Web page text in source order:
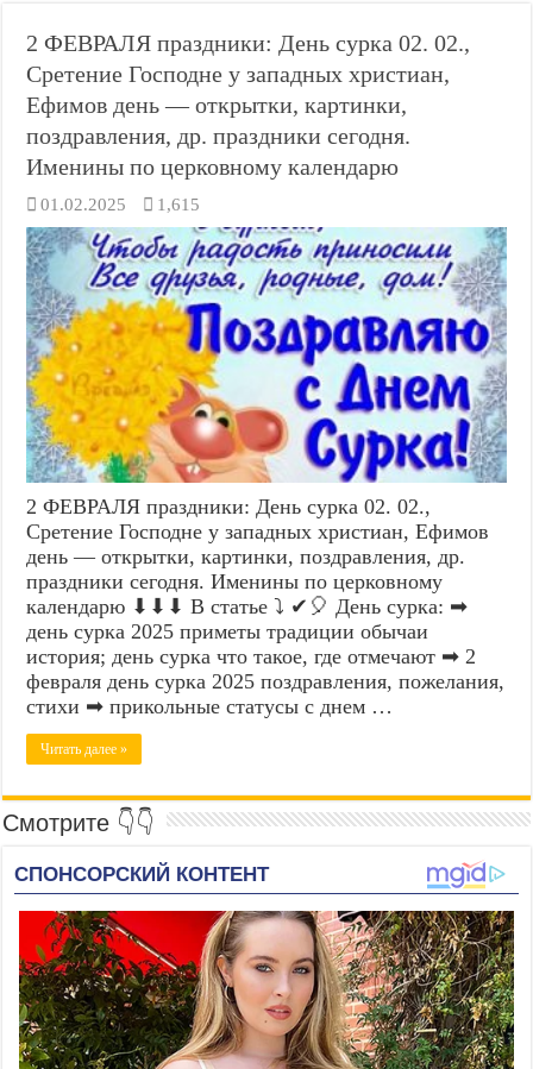
2 ФЕВРАЛЯ праздники: День сурка 02. 02.,
Сретение Господне у западных христиан,
Ефимов день — открытки, картинки,
поздравления, др. праздники сегодня.
Именины по церковному календарю
01.02.2025 1,615
2 ФЕВРАЛЯ праздники: День сурка 02. 02.,
Сретение Господне у западных христиан, Ефимов
день — открытки, картинки, поздравления, др.
праздники сегодня. Именины по церковному
календарю ⬇⬇⬇ В статье ⤵ ✔🎈 День сурка: ➡
день сурка 2025 приметы традиции обычаи
история; день сурка что такое, где отмечают ➡ 2
февраля день сурка 2025 поздравления, пожелания,
стихи ➡ прикольные статусы с днем …
Читать далее »
Смотрите 👇👇